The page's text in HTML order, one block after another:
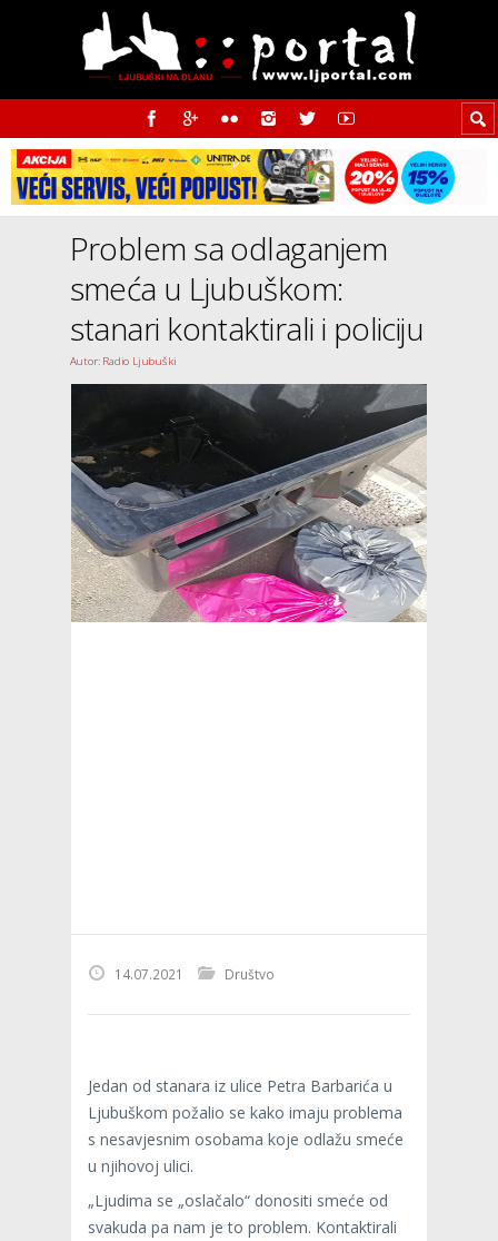
Problem sa odlaganjem
smeća u Ljubuškom:
stanari kontaktirali i policiju
Autor: Radio Ljubuški
14.07.2021 Društvo
Jedan od stanara iz ulice Petra Barbarića u
Ljubuškom požalio se kako imaju problema
s nesavjesnim osobama koje odlažu smeće
u njihovoj ulici.
„Ljudima se „oslačalo“ donositi smeće od
svakuda pa nam je to problem. Kontaktirali